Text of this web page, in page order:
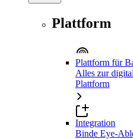
Plattform
Plattform für
Alles zur
Plattform
Integration
Binde Eye-